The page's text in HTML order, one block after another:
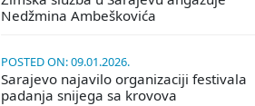
Nedžmina Ambeškovića
POSTED ON: 09.01.2026.
Sarajevo najavilo organizaciji festivala
padanja snijega sa krovova